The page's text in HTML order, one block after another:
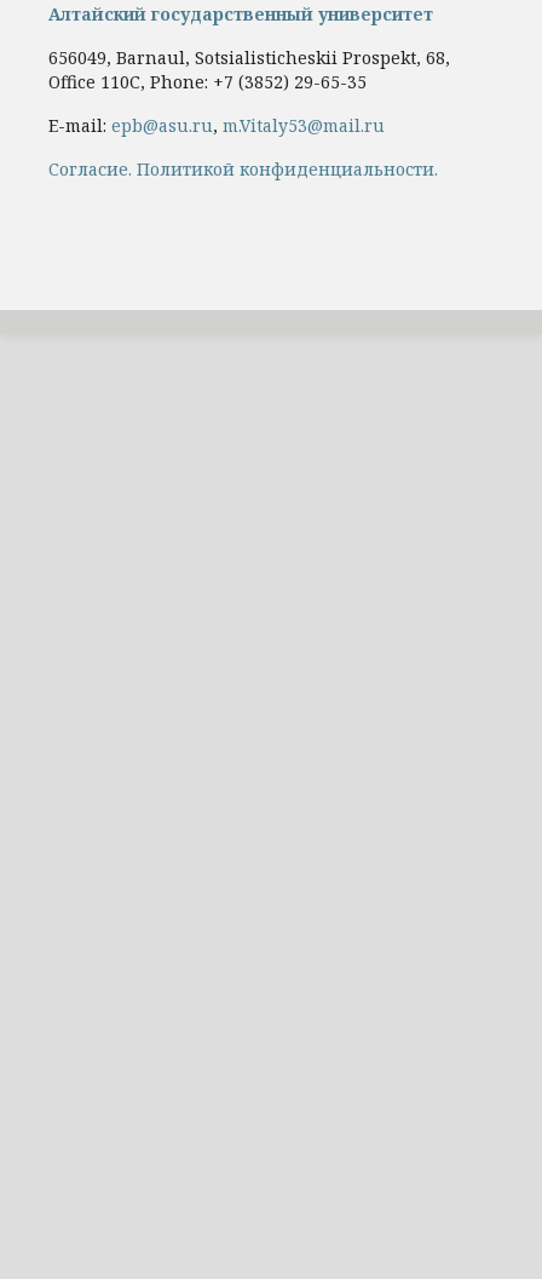
Алтайский государственный университет
656049, Barnaul, Sotsialisticheskii Prospekt, 68,
Office 110C, Phone: +7 (3852) 29-65-35
E-mail: epb@asu.ru, m.Vitaly53@mail.ru
Cогласие. Политикой конфиденциальности.